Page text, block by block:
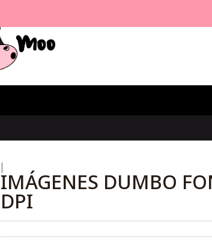
IMÁGENES DUMBO
DPI